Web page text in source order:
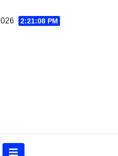
2:21:09 PM